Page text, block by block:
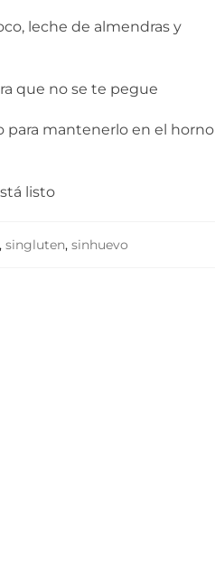
leche de almendras y
que no se te pegue
para mantenerlo en el horno
listo
singluten, sinhuevo